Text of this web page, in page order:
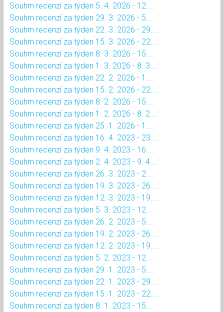
Souhrn recenzí za týden 5. 4. 2026 - 12....
Souhrn recenzí za týden 29. 3. 2026 - 5....
Souhrn recenzí za týden 22. 3. 2026 - 29....
Souhrn recenzí za týden 15. 3. 2026 - 22....
Souhrn recenzí za týden 8. 3. 2026 - 15....
Souhrn recenzí za týden 1. 3. 2026 - 8. 3....
Souhrn recenzí za týden 22. 2. 2026 - 1....
Souhrn recenzí za týden 15. 2. 2026 - 22....
Souhrn recenzí za týden 8. 2. 2026 - 15....
Souhrn recenzí za týden 1. 2. 2026 - 8. 2....
Souhrn recenzí za týden 25. 1. 2026 - 1....
Souhrn recenzí za týden 16. 4. 2023 - 23....
Souhrn recenzí za týden 9. 4. 2023 - 16....
Souhrn recenzí za týden 2. 4. 2023 - 9. 4....
Souhrn recenzí za týden 26. 3. 2023 - 2....
Souhrn recenzí za týden 19. 3. 2023 - 26....
Souhrn recenzí za týden 12. 3. 2023 - 19....
Souhrn recenzí za týden 5. 3. 2023 - 12....
Souhrn recenzí za týden 26. 2. 2023 - 5....
Souhrn recenzí za týden 19. 2. 2023 - 26....
Souhrn recenzí za týden 12. 2. 2023 - 19....
Souhrn recenzí za týden 5. 2. 2023 - 12....
Souhrn recenzí za týden 29. 1. 2023 - 5....
Souhrn recenzí za týden 22. 1. 2023 - 29....
Souhrn recenzí za týden 15. 1. 2023 - 22....
Souhrn recenzí za týden 8. 1. 2023 - 15....